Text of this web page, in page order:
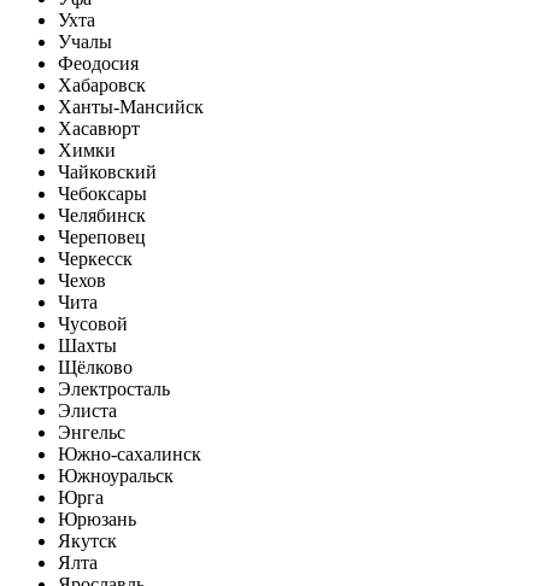
Ухта
Учалы
Феодосия
Хабаровск
Ханты-Мансийск
Хасавюрт
Химки
Чайковский
Чебоксары
Челябинск
Череповец
Черкесск
Чехов
Чита
Чусовой
Шахты
Щёлково
Электросталь
Элиста
Энгельс
Южно-сахалинск
Южноуральск
Юрга
Юрюзань
Якутск
Ялта